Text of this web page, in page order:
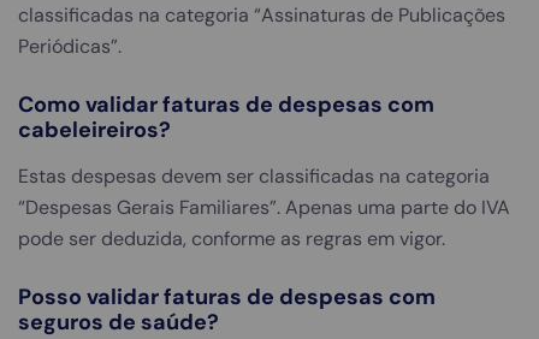
classificadas na categoria “Assinaturas de Publicações
Periódicas”.
Como validar faturas de despesas com
cabeleireiros?
Estas despesas devem ser classificadas na categoria
“Despesas Gerais Familiares”. Apenas uma parte do IVA
pode ser deduzida, conforme as regras em vigor.
Posso validar faturas de despesas com
seguros de saúde?